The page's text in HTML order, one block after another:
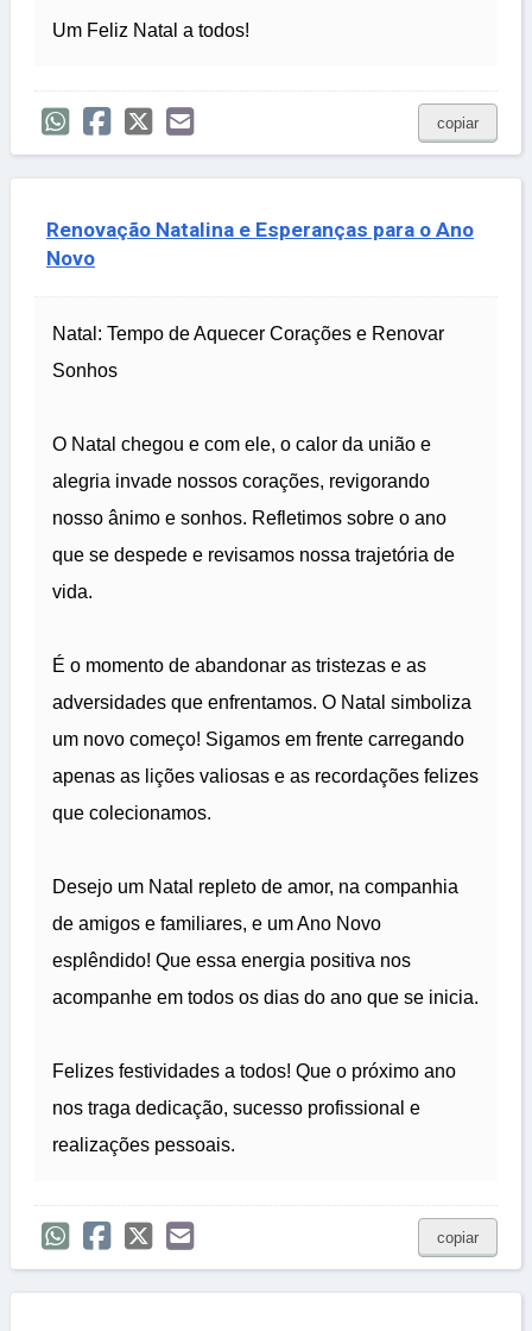
Um Feliz Natal a todos!
copiar
Renovação Natalina e Esperanças para o Ano
Novo
Natal: Tempo de Aquecer Corações e Renovar
Sonhos
O Natal chegou e com ele, o calor da união e
alegria invade nossos corações, revigorando
nosso ânimo e sonhos. Refletimos sobre o ano
que se despede e revisamos nossa trajetória de
vida.
É o momento de abandonar as tristezas e as
adversidades que enfrentamos. O Natal simboliza
um novo começo! Sigamos em frente carregando
apenas as lições valiosas e as recordações felizes
que colecionamos.
Desejo um Natal repleto de amor, na companhia
de amigos e familiares, e um Ano Novo
esplêndido! Que essa energia positiva nos
acompanhe em todos os dias do ano que se inicia.
Felizes festividades a todos! Que o próximo ano
nos traga dedicação, sucesso profissional e
realizações pessoais.
copiar